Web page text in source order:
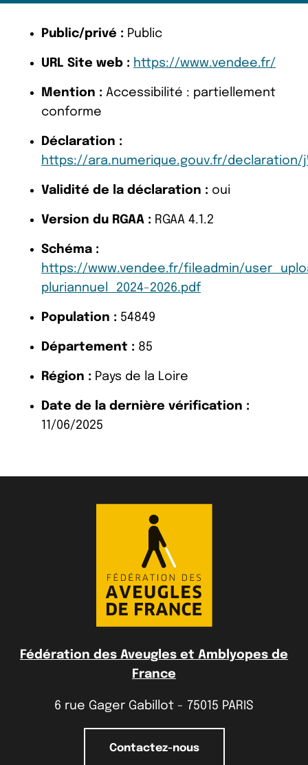
Public/privé : Public
URL Site web : https://www.vendee.fr/
Mention : Accessibilité : partiellement
conforme
Déclaration :
https://ara.numerique.gouv.fr/declaration/
Validité de la déclaration : oui
Version du RGAA : RGAA 4.1.2
Schéma :
https://www.vendee.fr/fileadmin/
pluriannuel_2024-2026.pdf
Population : 54849
Département : 85
Région : Pays de la Loire
Date de la dernière vérification :
11/06/2025
Fédération des Aveugles et Amblyopes de
France
6 rue Gager Gabillot - 75015 PARIS
Contactez-nous